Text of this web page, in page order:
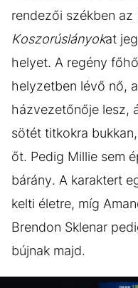
rendezői székben az
Koszorúslányokat
helyet. A regény
helyzetben lévő nő,
házvezetőnője lesz,
sötét titkokra
őt. Pedig Millie sem
bárány. A karaktert
kelti életre, míg
Brendon Sklenar
bújnak majd.